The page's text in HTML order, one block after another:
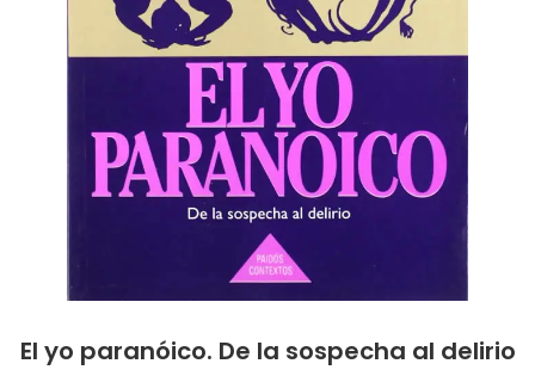
El yo paranóico. De la sospecha al delirio